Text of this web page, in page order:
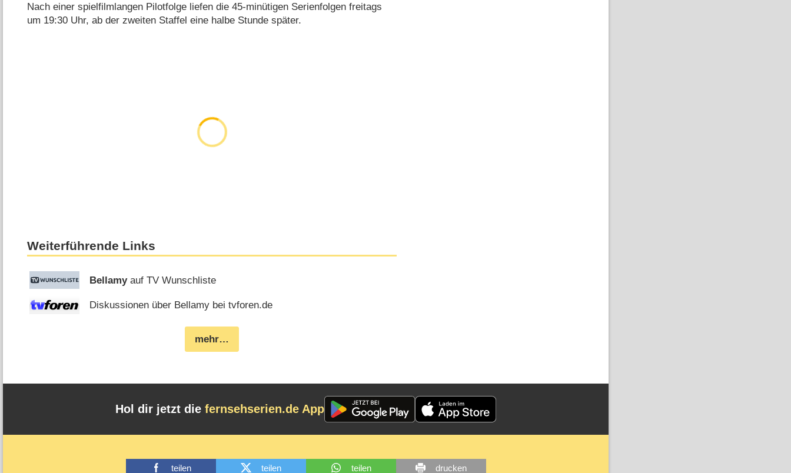
Nach einer spielfilmlangen Pilotfolge liefen die 45-minütigen Serienfolgen freitags
um 19:30 Uhr, ab der zweiten Staffel eine halbe Stunde später.
Weiterführende Links
Bellamyauf TV Wunschliste
Diskussionen über Bellamy bei tvforen.de
mehr…
Hol dir jetzt die fernsehserien.de App
teilen teilen teilen drucken